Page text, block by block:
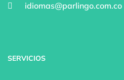
idiomas@parlingo.com.co
SERVICIOS